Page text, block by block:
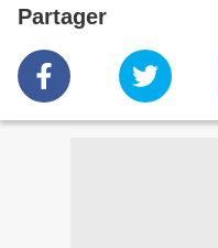
Partager